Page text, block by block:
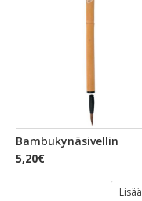
Bambukynäsivellin
5,20€
Lisää